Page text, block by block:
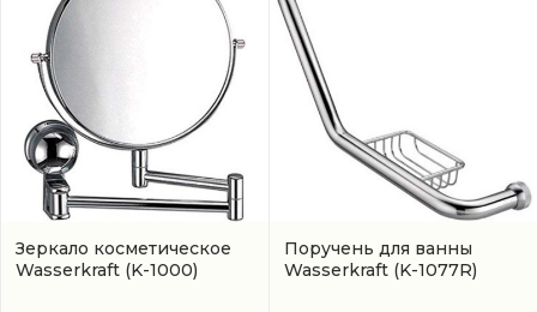
Зеркало косметическое
Wasserkraft (K-1000)
Поручень для ванны
Wasserkraft (K-1077R)